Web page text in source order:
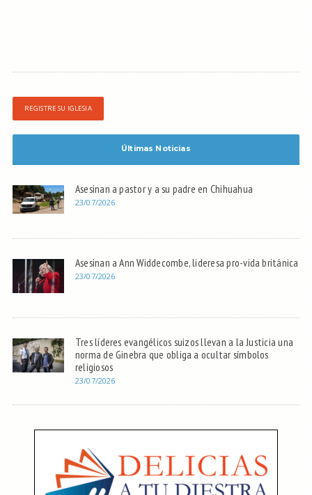
REGISTRE SU IGLESIA
Últimas Noticias
Asesinan a pastor y a su padre en Chihuahua
23/07/2026
Asesinan a Ann Widdecombe, lideresa pro-vida británica
23/07/2026
Tres líderes evangélicos suizos llevan a la Justicia una
norma de Ginebra que obliga a ocultar símbolos
religiosos
23/07/2026